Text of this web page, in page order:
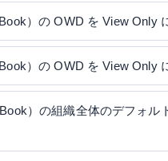
）の OWD を View Only
）の OWD を View Only
）の組織全体のデフォ